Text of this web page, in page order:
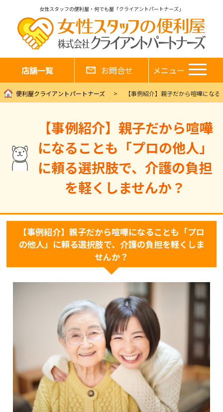
女性スタッフの便利屋・何でも屋「クライアントパートナーズ」
店舗一覧 お問合せ メニュー
便利屋クライアントパートナーズ 【事例紹介】親子だから喧嘩にな
【事例紹介】親子だから喧嘩
になることも「プロの他人」
に頼る選択肢で、介護の負担
を軽くしませんか？
【事例紹介】親子だから喧嘩になることも「プロ
の他人」に頼る選択肢で、介護の負担を軽くしま
せんか？